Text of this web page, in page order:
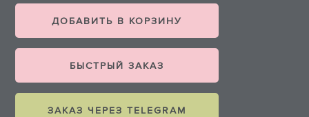
ДОБАВИТЬ В КОРЗИНУ
БЫСТРЫЙ ЗАКАЗ
ЗАКАЗ ЧЕРЕЗ TELEGRAM